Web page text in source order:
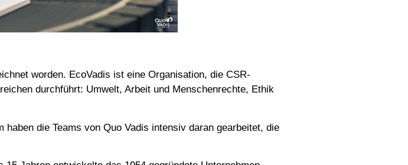
worden. EcoVadis ist eine Organisation, die CSR-
durchführt: Umwelt, Arbeit und Menschenrechte, Ethik
die Teams von Quo Vadis intensiv daran gearbeitet, die